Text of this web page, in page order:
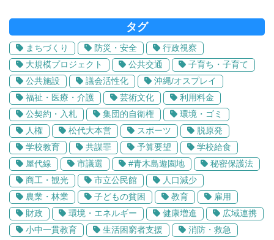
タグ
まちづくり 防災・安全
行政視察
大規模プロジェクト
公共交通
子育ち・子育て
公共施設
議会活性化
沖縄/オスプレイ
福祉・医療・介護
芸術文化
利用料金
公契約・入札
集団的自衛権
環境・ゴミ
人権
松代大本営 スポーツ
脱原発
学校教育
共謀罪 予算要望
学校給食
屋代線
市議選 #青木島遊園地
秘密保護法
商工・観光
市立公民館
人口減少
農業・林業
子どもの貧困 教育
雇用
財政
環境・エネルギー 健康増進
広域連携
小中一貫教育
生活困窮者支援
消防・救急